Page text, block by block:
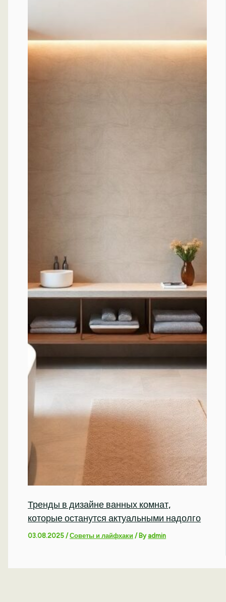
Тренды в дизайне ванных комнат,
которые останутся актуальными надолго
03.08.2025/Советы и лайфхаки / Byadmin